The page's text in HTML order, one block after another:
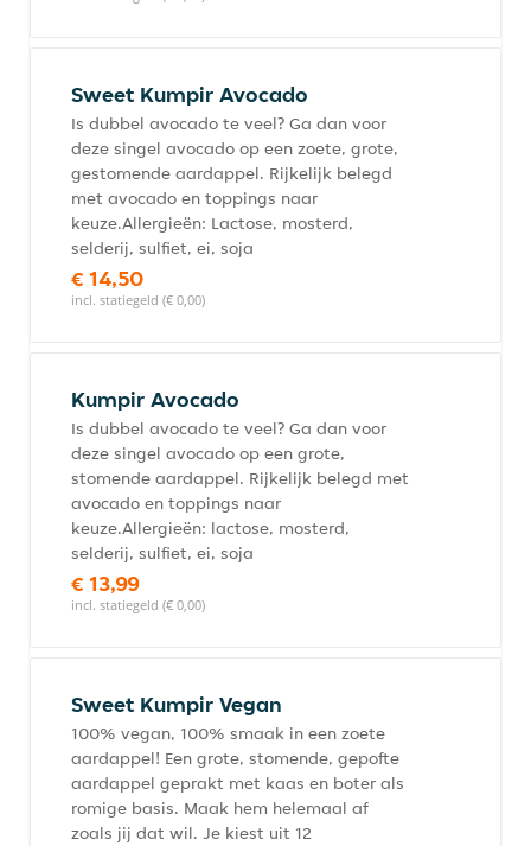
Sweet Kumpir Avocado
Is dubbel avocado te veel? Ga dan voor
deze singel avocado op een zoete, grote,
gestomende aardappel. Rijkelijk belegd
met avocado en toppings naar
keuze.Allergieën: Lactose, mosterd,
selderij, sulfiet, ei, soja
€ 14,50
incl. statiegeld (€ 0,00)
Kumpir Avocado
Is dubbel avocado te veel? Ga dan voor
deze singel avocado op een grote,
stomende aardappel. Rijkelijk belegd met
avocado en toppings naar
keuze.Allergieën: lactose, mosterd,
selderij, sulfiet, ei, soja
€ 13,99
incl. statiegeld (€ 0,00)
Sweet Kumpir Vegan
100% vegan, 100% smaak in een zoete
aardappel! Een grote, stomende, gepofte
aardappel geprakt met kaas en boter als
romige basis. Maak hem helemaal af
zoals jij dat wil. Je kiest uit 12